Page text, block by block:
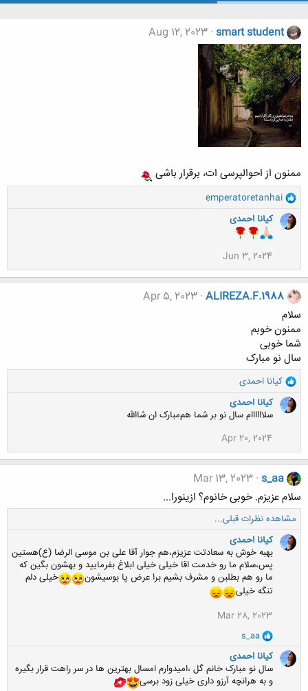
smart student
Aug 12, 2023
ممنون از احوالپرسی ات، برقرار باشی
و
ک
ا
:
emperatoretanhai
کیانا احمدی
Jun 3, 2024
ALIREZA.F.1988
Apr 5, 2023
سلام
ممنون خوبم
شما خوبی
سال نو مبارک
و
ک
ا
:
کیانا احمدی
کیانا احمدی
سلاااااام سال نو بر شما هم‌مبارک ان شاالله
Apr 20, 2024
s_aa
Mar 13, 2023
سلام عزیزم. خوبی خانوم؟ ازینورا...
مشاهده نظرات قبلی...
کیانا احمدی
بهبه خوش به سعادتت عزیزم،هم جوار آقا علی بن موسی الرضا (ع)هستین
پس،سلام ما رو خدمت اقا خیلی خیلی ابلاغ بفرمایید و بهشون بگین که
ما رو هم بطلبن و مشرف بشیم برا عرض پا بوسیشون
خیلی دلم
تنگه خیلی
Mar 28, 2023
و
ک
ن
ش
s_aa
کیانا احمدی
سال نو مبارک خانم گل ،امیدوارم امسال بهترین ها در سر راهت قرار بگیره
و به هرانچه آرزو داری خیلی زود برسی